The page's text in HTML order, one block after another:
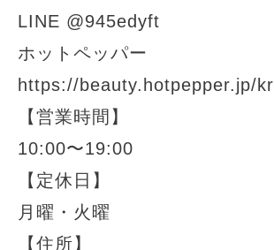
LINE @945edyft
ホットペッパー
https://beauty.hotpepper.jp/
【営業時間】
10:00〜19:00
【定休日】
月曜・火曜
【住所】